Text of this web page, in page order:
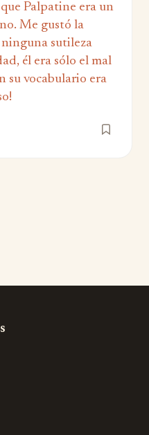
Palpatine era un
Me gustó la
sutileza
él era sólo el mal
su vocabulario era